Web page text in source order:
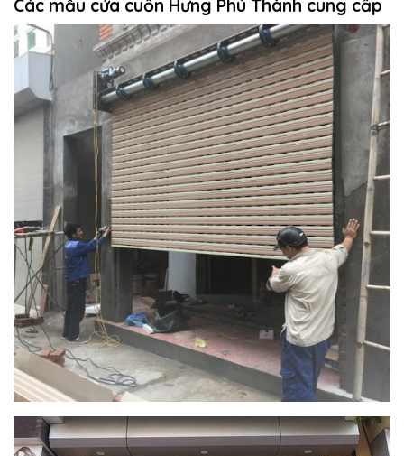
Các mẫu cửa cuốn Hưng Phú Thành cung cấp